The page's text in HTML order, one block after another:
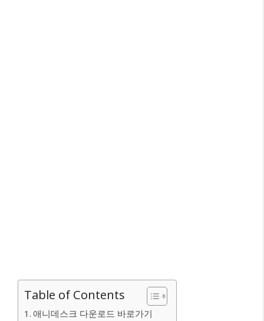
Table of Contents
애니데스크 다운로드 바로가기